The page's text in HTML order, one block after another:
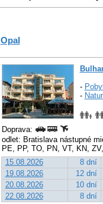
Opal
-
-
Doprava:
odlet: Bratislava nástupné
PE, PP, TO, PN, VT, KN,
15.08.2026
8 dní
19.08.2026
12 dní
20.08.2026
10 dní
22.08.2026
8 dní